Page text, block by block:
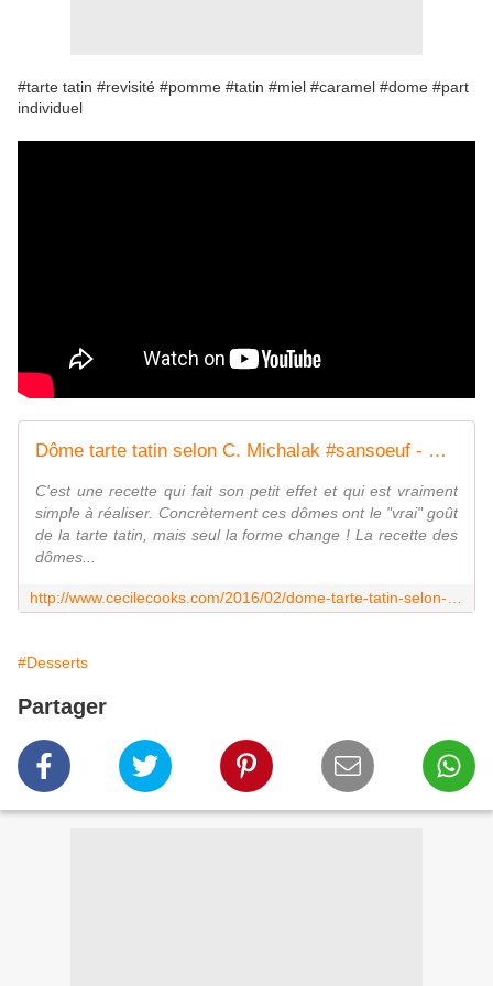
#tarte tatin #revisité #pomme #tatin #miel #caramel #dome #part
individuel
Dôme tarte tatin selon C. Michalak #sansoeuf - Cecilecooks
C'est une recette qui fait son petit effet et qui est vraiment
simple à réaliser. Concrètement ces dômes ont le "vrai" goût
de la tarte tatin, mais seul la forme change ! La recette des
dômes...
#Desserts
Partager